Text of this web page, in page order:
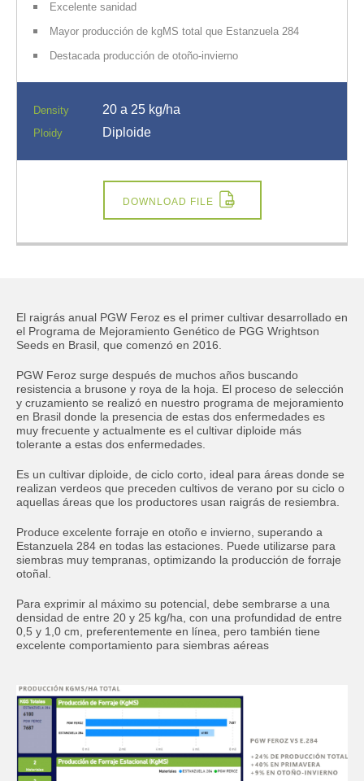
Excelente sanidad
Mayor producción de kgMS total que Estanzuela 284
Destacada producción de otoño-invierno
Density 20 a 25 kg/ha
Ploidy Diploide
DOWNLOAD FILE
El raigrás anual PGW Feroz es el primer cultivar desarrollado en
el Programa de Mejoramiento Genético de PGG Wrightson
Seeds en Brasil, que comenzó en 2016.
PGW Feroz surge después de muchos años buscando
resistencia a brusone y roya de la hoja. El proceso de selección
y cruzamiento se realizó en nuestro programa de mejoramiento
en Brasil donde la presencia de estas dos enfermedades es
muy frecuente y actualmente es el cultivar diploide más
tolerante a estas dos enfermedades.
Es un cultivar diploide, de ciclo corto, ideal para áreas donde se
realizan verdeos que preceden cultivos de verano por su ciclo o
aquellas áreas que los productores usan raigrás de resiembra.
Produce excelente forraje en otoño e invierno, superando a
Estanzuela 284 en todas las estaciones. Puede utilizarse para
siembras muy tempranas, optimizando la producción de forraje
otoñal.
Para exprimir al máximo su potencial, debe sembrarse a una
densidad de entre 20 y 25 kg/ha, con una profundidad de entre
0,5 y 1,0 cm, preferentemente en línea, pero también tiene
excelente comportamiento para siembras aéreas
Enter your information in order to download
file.
Name Required
Last Name Required
Area Code: Required
Phone: Required
Department Required
Activity
ACCEPT